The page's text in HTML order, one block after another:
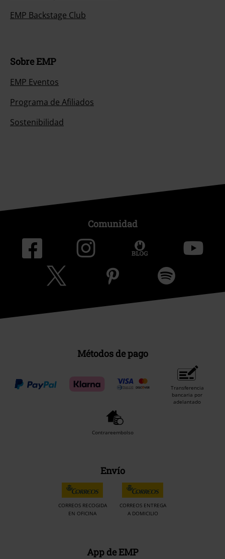
EMP Backstage Club
Sobre EMP
EMP Eventos
Programa de Afiliados
Sostenibilidad
Comunidad
Métodos de pago
Transferencia
bancaria por
adelantado
Contrareembolso
Envío
CORREOS RECOGIDA
EN OFICINA
CORREOS ENTREGA
A DOMICILIO
App de EMP